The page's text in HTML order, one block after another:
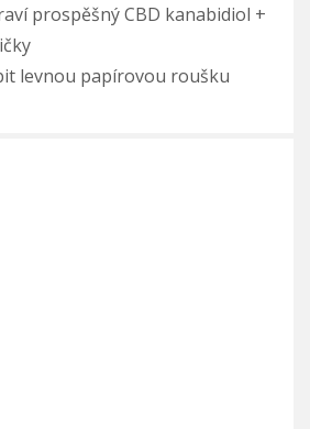
prospěšný CBD kanabidiol +
levnou papírovou roušku